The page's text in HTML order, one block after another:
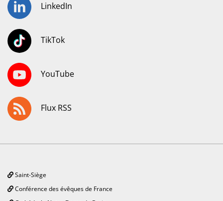
LinkedIn
TikTok
YouTube
Flux RSS
Saint-Siège
Conférence des évêques de France